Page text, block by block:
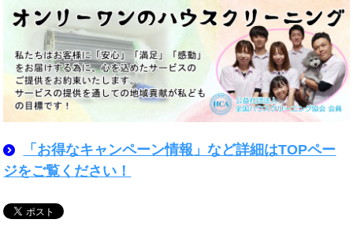
「お得なキャンペーン情報」など詳細はTOPペー
ジをご覧ください！